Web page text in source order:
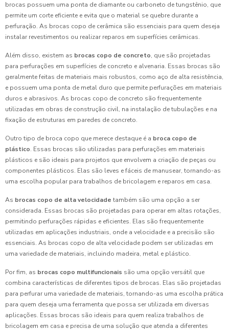
brocas possuem uma ponta de diamante ou carboneto de tungstênio, que
permite um corte eficiente e evita que o material se quebre durante a
perfuração. As brocas copo de cerâmica são essenciais para quem deseja
instalar revestimentos ou realizar reparos em superfícies cerâmicas.
Além disso, existem as brocas copo de concreto, que são projetadas
para perfurações em superfícies de concreto e alvenaria. Essas brocas são
geralmente feitas de materiais mais robustos, como aço de alta resistência,
e possuem uma ponta de metal duro que permite perfurações em materiais
duros e abrasivos. As brocas copo de concreto são frequentemente
utilizadas em obras de construção civil, na instalação de tubulações e na
fixação de estruturas em paredes de concreto.
Outro tipo de broca copo que merece destaque é a broca copo de
plástico. Essas brocas são utilizadas para perfurações em materiais
plásticos e são ideais para projetos que envolvem a criação de peças ou
componentes plásticos. Elas são leves e fáceis de manusear, tornando-as
uma escolha popular para trabalhos de bricolagem e reparos em casa.
As brocas copo de alta velocidade também são uma opção a ser
considerada. Essas brocas são projetadas para operar em altas rotações,
permitindo perfurações rápidas e eficientes. Elas são frequentemente
utilizadas em aplicações industriais, onde a velocidade e a precisão são
essenciais. As brocas copo de alta velocidade podem ser utilizadas em
uma variedade de materiais, incluindo madeira, metal e plástico.
Por fim, as brocas copo multifuncionais são uma opção versátil que
combina características de diferentes tipos de brocas. Elas são projetadas
para perfurar uma variedade de materiais, tornando-as uma escolha prática
para quem deseja uma ferramenta que possa ser utilizada em diversas
aplicações. Essas brocas são ideais para quem realiza trabalhos de
bricolagem em casa e precisa de uma solução que atenda a diferentes